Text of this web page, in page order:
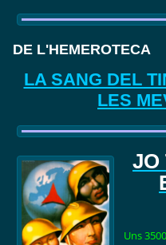
DE L'HEMEROTECA
LA SANG DEL
LES
JO
Uns